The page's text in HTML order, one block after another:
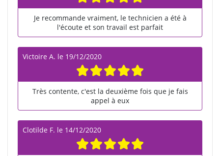
Je recommande vraiment, le technicien a été à
l'écoute et son travail est parfait
Victoire A. le 19/12/2020
Très contente, c'est la deuxième fois que je fais
appel à eux
Clotilde F. le 14/12/2020